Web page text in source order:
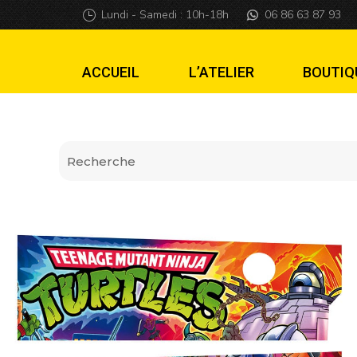
Apron Wall
Lundi - Samedi : 10h-18h 06 86 63 87 93
ACCUEIL L’ATELIER